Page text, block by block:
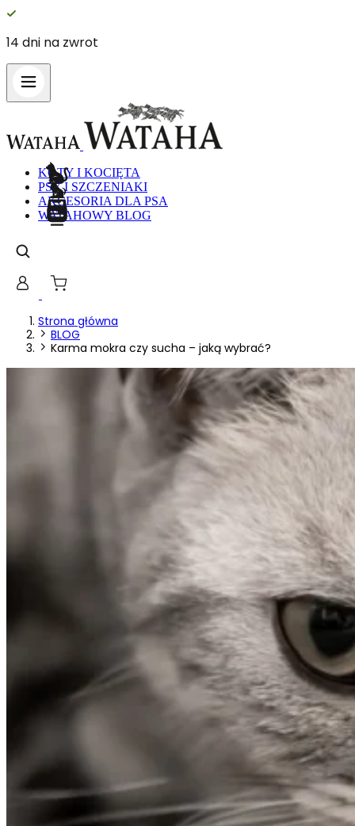
14 dni na zwrot
KOTY I KOCIĘTA
PSY I SZCZENIAKI
AKCESORIA DLA PSA
WATAHOWY BLOG
Strona główna
BLOG
Karma mokra czy sucha – jaką wybrać?
Statystyczne pliki cookie
gromadząc i zgłaszając
Marketing
Marketingowe pliki cookie
istotne i interesujące dla
Nieklasyfikowane
Nieklasyfikowane pliki cookie, to